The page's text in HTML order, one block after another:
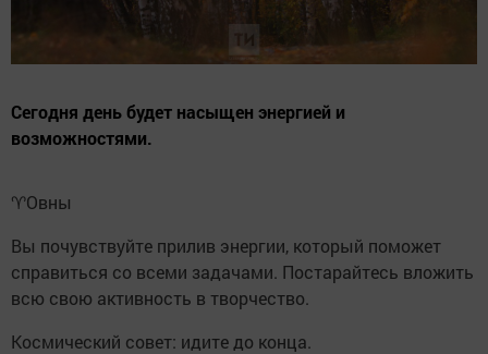
Сегодня день будет насыщен энергией и
возможностями.
♈️Овны
Вы почувствуйте прилив энергии, который поможет
справиться со всеми задачами. Постарайтесь вложить
всю свою активность в творчество.
Космический совет: идите до конца.